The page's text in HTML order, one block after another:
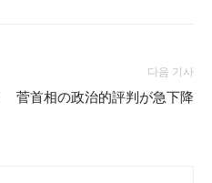
다음 기사
菅首相の政治的評判が急下降